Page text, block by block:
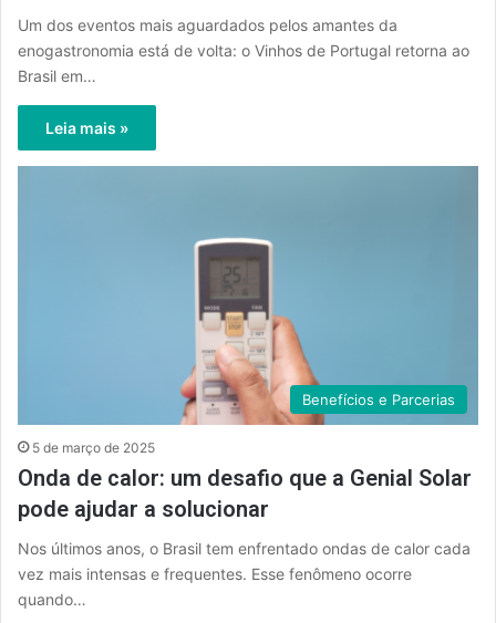
Um dos eventos mais aguardados pelos amantes da
enogastronomia está de volta: o Vinhos de Portugal retorna ao
Brasil em…
Leia mais »
Benefícios e Parcerias
5 de março de 2025
Onda de calor: um desafio que a Genial Solar
pode ajudar a solucionar
Nos últimos anos, o Brasil tem enfrentado ondas de calor cada
vez mais intensas e frequentes. Esse fenômeno ocorre
quando…